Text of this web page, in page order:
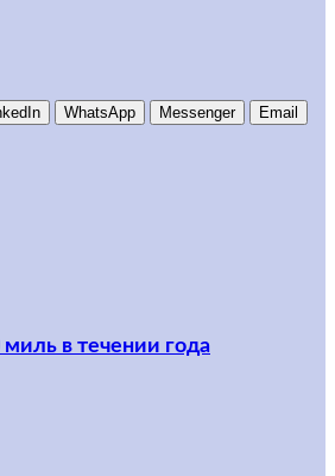
WhatsApp Messenger Email
миль в течении года